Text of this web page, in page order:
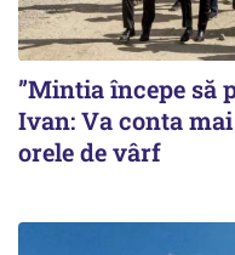
”Mintia începe să
Ivan: Va conta
orele de vârf